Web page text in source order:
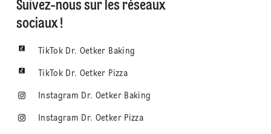
Suivez-nous sur les réseaux
sociaux !
TikTok Dr. Oetker Baking
TikTok Dr. Oetker Pizza
Instagram Dr. Oetker Baking
Instagram Dr. Oetker Pizza